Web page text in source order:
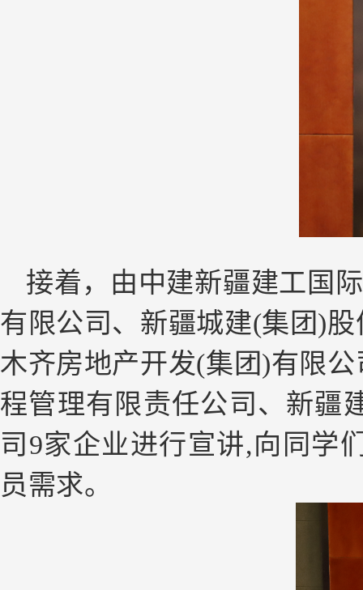
接着，由中建新疆建工国
有限公司、新疆城建(集团)
木齐房地产开发(集团)有限
程管理有限责任公司、新疆
司9家企业进行宣讲,向同学
员需求。